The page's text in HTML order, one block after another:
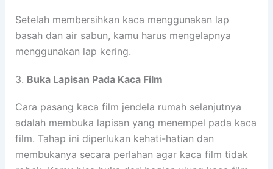
Setelah membersihkan kaca menggunakan lap
basah dan air sabun, kamu harus mengelapnya
menggunakan lap kering.
3. Buka Lapisan Pada Kaca Film
Cara pasang kaca film jendela rumah selanjutnya
adalah membuka lapisan yang menempel pada kaca
film. Tahap ini diperlukan kehati-hatian dan
membukanya secara perlahan agar kaca film tidak